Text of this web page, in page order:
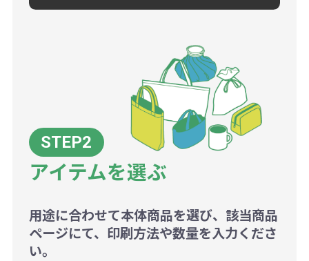
アイテムを選ぶ
用途に合わせて本体商品を選び、該当商品
ページにて、印刷方法や数量を入力くださ
い。